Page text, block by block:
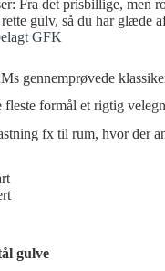
Fra det prisbillige, men
gulv, så du har glæde
GFK
gennemprøvede
formål et rigtig
fx til rum, hvor der
gulve